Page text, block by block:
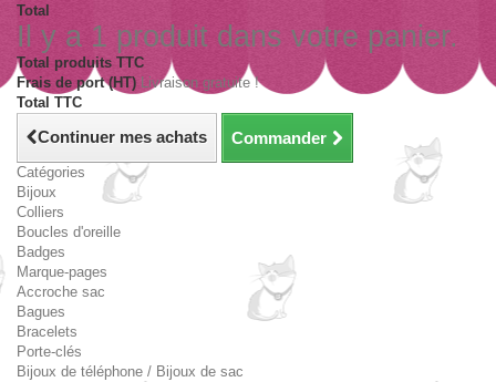
Total
Il y a 1 produit dans votre panier.
Total produits TTC
Frais de port (HT) Livraison gratuite !
Total TTC
Continuer mes achats Commander
Catégories
Bijoux
Colliers
Boucles d'oreille
Badges
Marque-pages
Accroche sac
Bagues
Bracelets
Porte-clés
Bijoux de téléphone / Bijoux de sac